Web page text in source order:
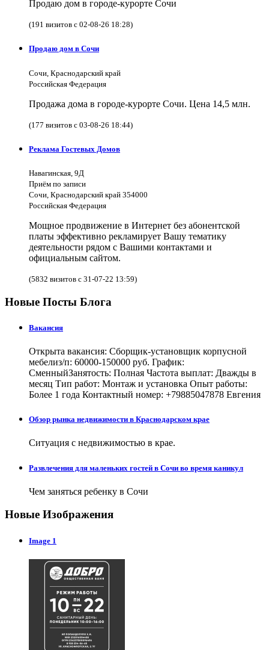
Продаю дом в городе-курорте Сочи
(191 визитов с 02-08-26 18:28)
Продаю дом в Сочи
Сочи, Краснодарский край
Российская Федерация
Продажа дома в городе-курорте Сочи. Цена 14,5 млн.
(177 визитов с 03-08-26 18:44)
Реклама Гостевых Домов
Навагинская, 9Д
Приём по записи
Сочи, Краснодарский край 354000
Российская Федерация
Мощное продвижение в Интернет без абонентской
платы эффективно рекламирует Вашу тематику
деятельности рядом с Вашими контактами и
официальным сайтом.
(5832 визитов с 31-07-22 13:59)
Новые Посты Блога
Вакансия
Открыта вакансия: Сборщик-установщик корпусной
мебелиз/п: 60000-150000 руб. График:
СменныйЗанятость: Полная Частота выплат: Дважды в
месяц Тип работ: Монтаж и установка Опыт работы:
Более 1 года Контактный номер: +79885047878 Евгения
Обзор рынка недвижимости в Краснодарском крае
Ситуация с недвижимостью в крае.
Развлечения для маленьких гостей в Сочи во время каникул
Чем заняться ребенку в Сочи
Новые Изображения
Image 1